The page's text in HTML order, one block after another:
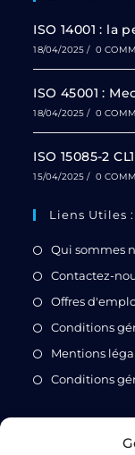
ISO 14001 : la
18/04/2025 / 0
ISO 45001 :
18/04/2025 / 0
ISO 15085-2
15/04/2025 / 0
Liens Utiles :
Qui sommes
Contactez-
Offres
Conditions
Mentions
Conditions